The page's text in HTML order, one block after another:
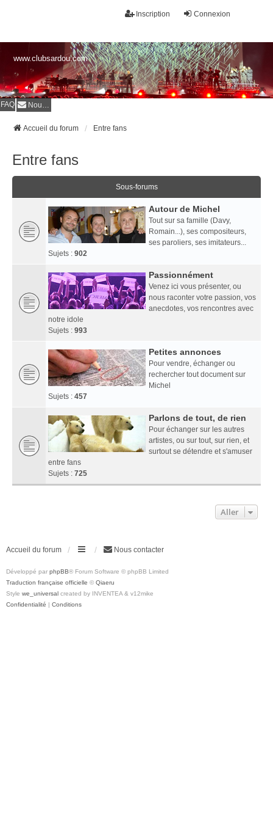
Connexion
Inscription
www.clubsardou.com
FAQ Nous contacter
Accueil du forum Entre fans
Entre fans
Sous-forums
Autour de Michel
Tout sur sa famille (Davy,
Romain...), ses compositeurs,
ses paroliers, ses imitateurs...
Sujets : 902
Passionnément
Venez ici vous présenter, ou
nous raconter votre passion, vos
anecdotes, vos rencontres avec
notre idole
Sujets : 993
Petites annonces
Pour vendre, échanger ou
rechercher tout document sur
Michel
Sujets : 457
Parlons de tout, de rien
Pour échanger sur les autres
artistes, ou sur tout, sur rien, et
surtout se détendre et s'amuser
entre fans
Sujets : 725
Aller
Accueil du forum Nous contacter
Développé par phpBB® Forum Software © phpBB Limited
Traduction française officielle © Qiaeru
Style we_universal created by INVENTEA & v12mike
Confidentialité | Conditions